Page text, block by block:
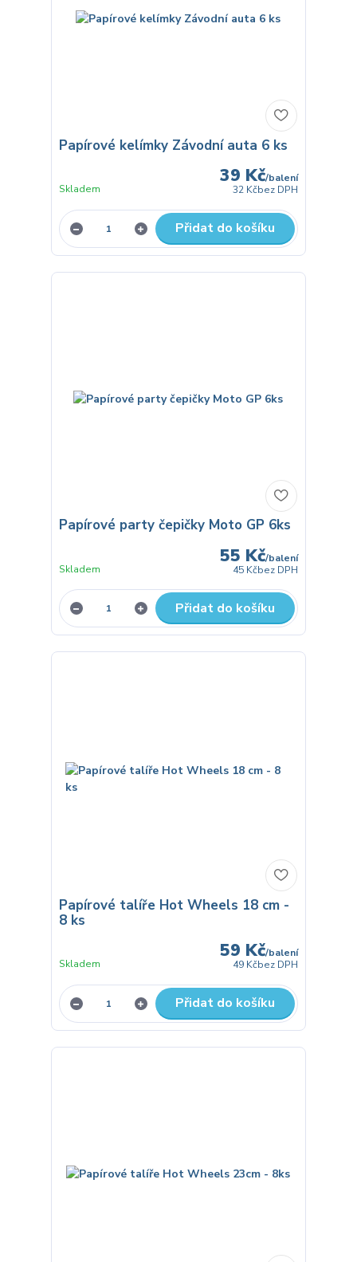
Papírové kelímky Závodní auta 6 ks
39 Kč/balení
32 Kčbez DPH
Skladem
Přidat do košíku
Papírové party čepičky Moto GP 6ks
55 Kč/balení
45 Kčbez DPH
Skladem
Přidat do košíku
Papírové talíře Hot Wheels 18 cm -
8 ks
59 Kč/balení
49 Kčbez DPH
Skladem
Přidat do košíku